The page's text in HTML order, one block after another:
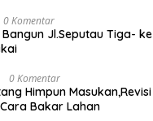
0 Komentar
Jl.Seputau Tiga- ke
0 Komentar
Himpun Masukan,Revisi
Bakar Lahan